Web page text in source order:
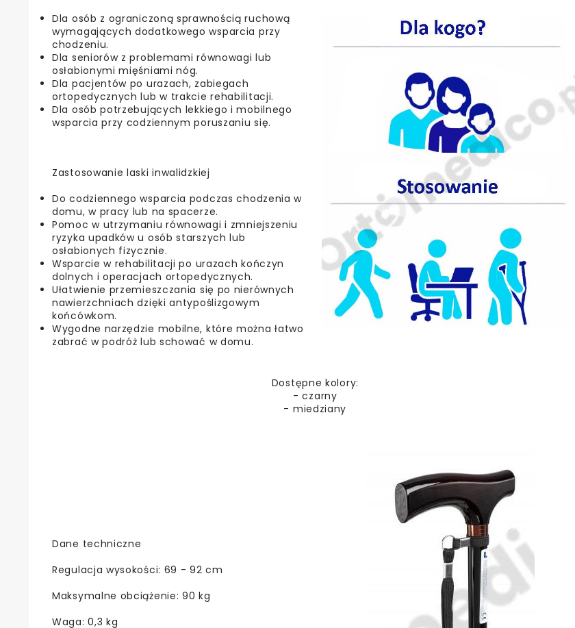
Dla osób z ograniczoną sprawnością ruchową
wymagających dodatkowego wsparcia przy
chodzeniu.
Dla seniorów z problemami równowagi lub
osłabionymi mięśniami nóg.
Dla pacjentów po urazach, zabiegach
ortopedycznych lub w trakcie rehabilitacji.
Dla osób potrzebujących lekkiego i mobilnego
wsparcia przy codziennym poruszaniu się.
Zastosowanie laski inwalidzkiej
Do codziennego wsparcia podczas chodzenia w
domu, w pracy lub na spacerze.
Pomoc w utrzymaniu równowagi i zmniejszeniu
ryzyka upadków u osób starszych lub
osłabionych fizycznie.
Wsparcie w rehabilitacji po urazach kończyn
dolnych i operacjach ortopedycznych.
Ułatwienie przemieszczania się po nierównych
nawierzchniach dzięki antypoślizgowym
końcówkom.
Wygodne narzędzie mobilne, które można łatwo
zabrać w podróż lub schować w domu.
Dostępne kolory:
- czarny
- miedziany
Dane techniczne
Regulacja wysokości: 69 - 92 cm
Maksymalne obciążenie: 90 kg
Waga: 0,3 kg